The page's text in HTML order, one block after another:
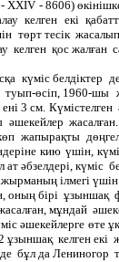
ХХІV - 8606)
келген екі
төрт тесік
келген қос жалған
күміс белдіктер
өсіп, 1960-шы
3 см.
әшекейлер
жапырақты
кию үшін,
ат әбзелдері,
ілмегі
оның бірі
мұндай
әшекейлерге
келген екі
бұл да Лениногор